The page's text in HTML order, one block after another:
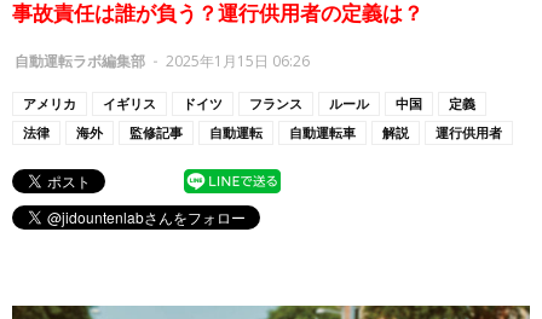
事故責任は誰が負う？運行供用者の定義は？
自動運転ラボ編集部 - 2025年1月15日 06:26
アメリカ イギリス ドイツ フランス ルール 中国
定義
法律
海外 監修記事 自動運転 自動運転車 解説 運行供用者